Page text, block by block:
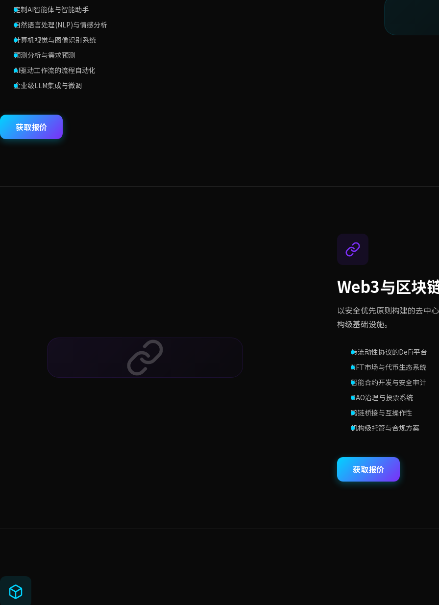
定制AI智能体与智能助手
自然语言处理(NLP)与情感分析
计算机视觉与图像识别系统
预测分析与需求预测
AI驱动工作流的流程自动化
企业级LLM集成与微调
获取报价
Web3与区块
以安全优先原则构建的去中
构级基础设施。
带流动性协议的DeFi平台
NFT市场与代币生态系统
智能合约开发与安全审计
DAO治理与投票系统
跨链桥接与互操作性
机构级托管与合规方案
获取报价